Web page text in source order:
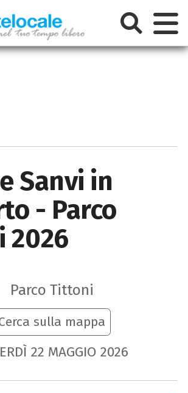
Sanvi in
- Parco
2026
Parco Tittoni
sulla mappa
22 MAGGIO 2026